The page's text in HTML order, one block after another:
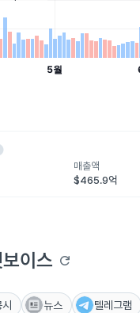
매출액
$465.9억
이스 refresh
뉴스 텔레그램